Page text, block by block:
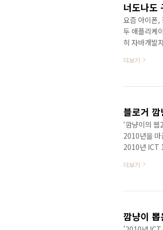
너도나도
요즘 아이폰,
두 애플리케
히 자바개발
보고자 앱을
제대로라도
더보기
블로거
‘깜냥이의
2010년을 마
2010년 ICT
되고, 2010
서 관련 산업
더보기
깜냥이